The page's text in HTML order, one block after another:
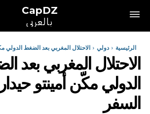
CapDZ
بالعربي
الرئيسية دولي الاحتلال المغربي بعد الضغط الدولي
الاحتلال المغربي بعد
الدولي مكّن أمينتو
السفر